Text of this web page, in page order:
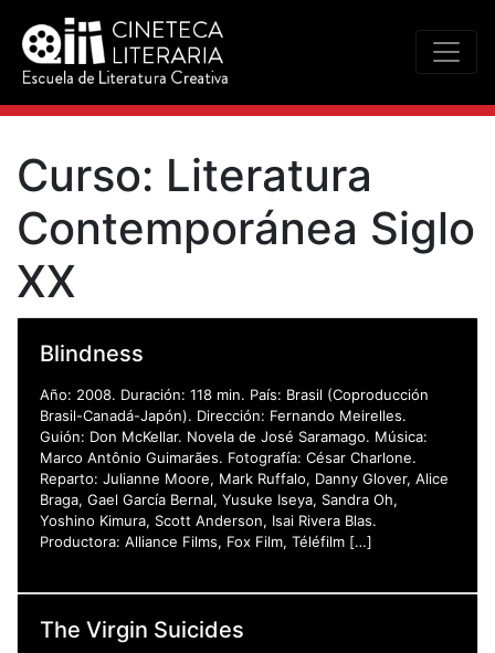
Curso: Literatura
Contemporánea Siglo
XX
Blindness
Año: 2008. Duración: 118 min. País: Brasil (Coproducción
Brasil-Canadá-Japón). Dirección: Fernando Meirelles.
Guión: Don McKellar. Novela de José Saramago. Música:
Marco Antônio Guimarães. Fotografía: César Charlone.
Reparto: Julianne Moore, Mark Ruffalo, Danny Glover, Alice
Braga, Gael García Bernal, Yusuke Iseya, Sandra Oh,
Yoshino Kimura, Scott Anderson, Isai Rivera Blas.
Productora: Alliance Films, Fox Film, Téléfilm […]
The Virgin Suicides